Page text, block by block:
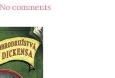
No comments